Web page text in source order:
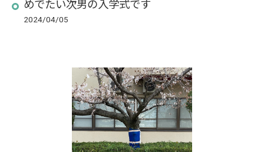
めでたい次男の入学式です
2024/04/05